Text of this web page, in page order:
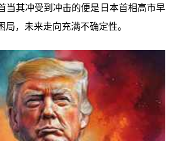
当其冲受到冲击的便是日本首相高市早
局，未来走向充满不确定性。